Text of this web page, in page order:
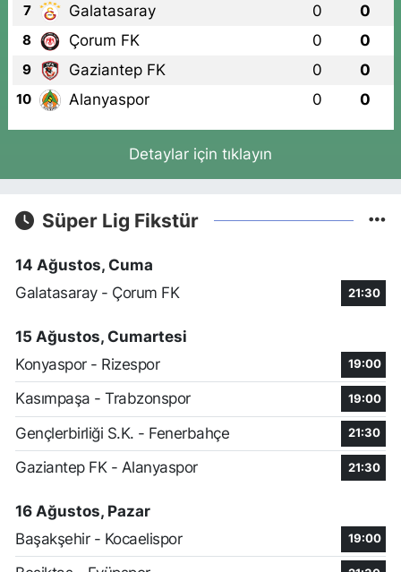
7 Galatasaray 0 0
8 Çorum FK 0 0
9 Gaziantep FK 0 0
10 Alanyaspor 0 0
Detaylar için tıklayın
Süper Lig Fikstür
14 Ağustos, Cuma
Galatasaray - Çorum FK
21:30
15 Ağustos, Cumartesi
Konyaspor - Rizespor
19:00
Kasımpaşa - Trabzonspor 19:00
Gençlerbirliği S.K. - Fenerbahçe 21:30
Gaziantep FK - Alanyaspor 21:30
16 Ağustos, Pazar
Başakşehir - Kocaelispor
19:00